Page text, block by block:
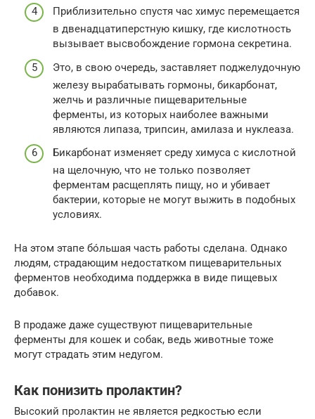
Приблизительно спустя час химус перемещается
в двенадцатиперстную кишку, где кислотность
вызывает высвобождение гормона секретина.
Это, в свою очередь, заставляет поджелудочную
железу вырабатывать гормоны, бикарбонат,
желчь и различные пищеварительные
ферменты, из которых наиболее важными
являются липаза, трипсин, амилаза и нуклеаза.
Бикарбонат изменяет среду химуса с кислотной
на щелочную, что не только позволяет
ферментам расщеплять пищу, но и убивает
бактерии, которые не могут выжить в подобных
условиях.
На этом этапе бóльшая часть работы сделана. Однако
людям, страдающим недостатком пищеварительных
ферментов необходима поддержка в виде пищевых
добавок.
В продаже даже существуют пищеварительные
ферменты для кошек и собак, ведь животные тоже
могут страдать этим недугом.
Как понизить пролактин?
Высокий пролактин не является редкостью если